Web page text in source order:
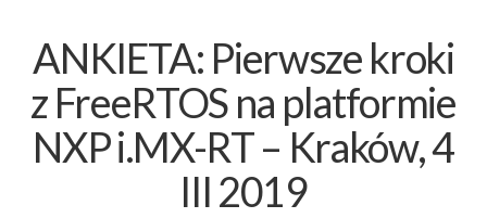
ANKIETA: Pierwsze kroki
z FreeRTOS na platformie
NXP i.MX-RT – Kraków, 4
III 2019